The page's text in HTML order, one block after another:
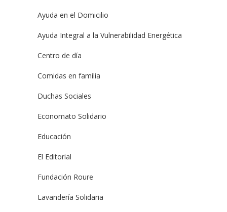
Ayuda en el Domicilio
Ayuda Integral a la Vulnerabilidad Energética
Centro de día
Comidas en familia
Duchas Sociales
Economato Solidario
Educación
El Editorial
Fundación Roure
Lavandería Solidaria